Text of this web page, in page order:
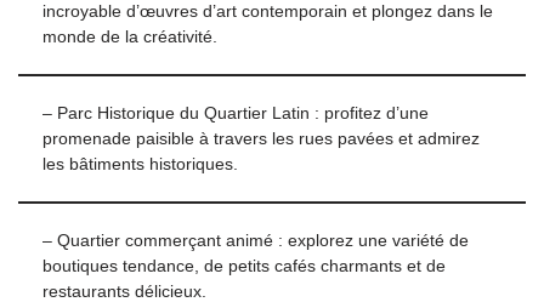
incroyable d’œuvres d’art contemporain et plongez dans le
monde de la créativité.
– Parc Historique du Quartier Latin : profitez d’une
promenade paisible à travers les rues pavées et admirez
les bâtiments historiques.
– Quartier commerçant animé : explorez une variété de
boutiques tendance, de petits cafés charmants et de
restaurants délicieux.